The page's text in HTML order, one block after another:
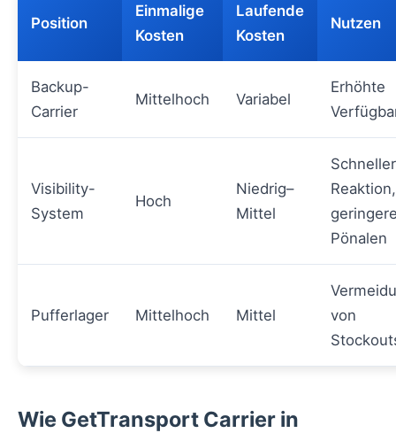
Position
Einmalige
Kosten
Laufende
Kosten
Nutzen
Backup-
Carrier
Mittelhoch Variabel
Erhöhte
Visibility-
System
Hoch
Niedrig–
Mittel
Reaktion,
Pönalen
Pufferlager Mittelhoch Mittel
von
Wie GetTransport Carrier in